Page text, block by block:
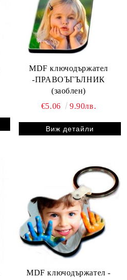
MDF ключодържател
-ПРАВОЪГЪЛНИК
(заоблен)
€5.06
9.90лв.
Виж детайли
MDF ключодържател -